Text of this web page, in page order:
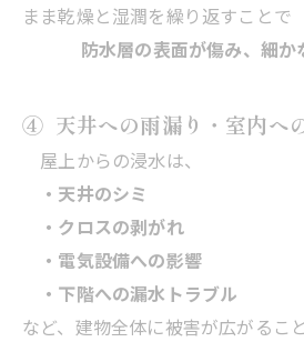
まま乾燥と湿潤を繰り返すことで
防水層の表面が傷み、細か
④ 天井への雨漏り・室内へ
屋上からの浸水は、
・天井のシミ
・クロスの剥がれ
・電気設備への影響
・下階への漏水トラブル
など、建物全体に被害が広がるこ